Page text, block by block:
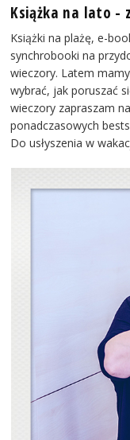
Książka na lato -
Książki na plażę, e-
synchrobooki na
wieczory. Latem
wybrać, jak poruszać
wieczory zapraszam
ponadczasowych
Do usłyszenia w